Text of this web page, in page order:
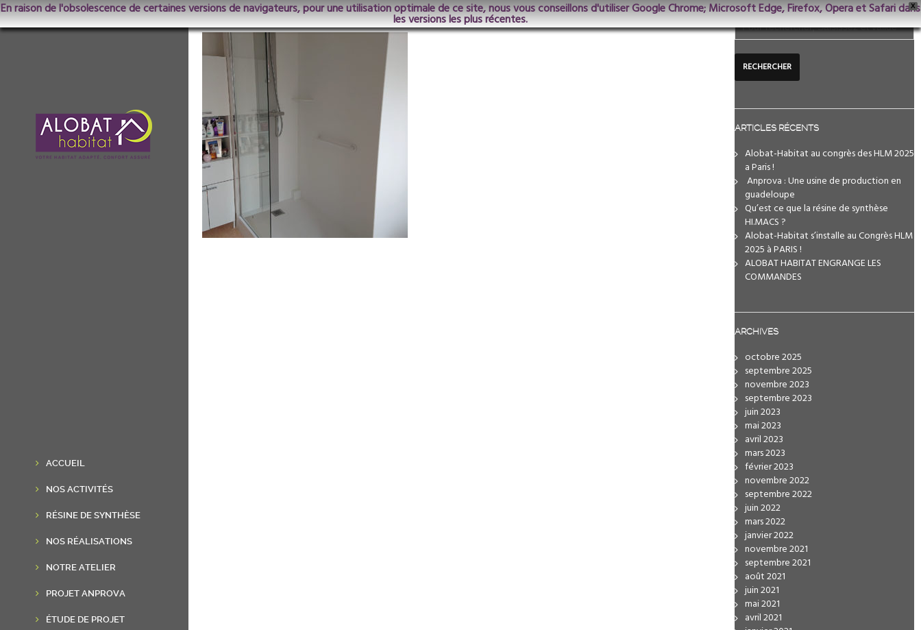
X
En raison de l'obsolescence de certaines versions de navigateurs, pour une utilisation optimale de ce site, nous vous conseillons d'utiliser Google Chrome; Microsoft Edge, Firefox, Opera et Safari dans
les versions les plus récentes.
ACCUEIL
NOS ACTIVITÉS
RÉSINE DE SYNTHÈSE
NOS RÉALISATIONS
NOTRE ATELIER
PROJET ANPROVA
ÉTUDE DE PROJET
EspaceHabitat-Apres1
ARTICLES RÉCENTS
Alobat-Habitat au congrès des HLM 2025
a Paris !
️ Anprova : Une usine de production en
guadeloupe
Qu’est ce que la résine de synthèse
HI.MACS ?
Alobat-Habitat s’installe au Congrès HLM
2025 à PARIS !
ALOBAT HABITAT ENGRANGE LES
COMMANDES
ARCHIVES
octobre 2025
septembre 2025
novembre 2023
septembre 2023
juin 2023
mai 2023
avril 2023
mars 2023
février 2023
novembre 2022
septembre 2022
juin 2022
mars 2022
janvier 2022
novembre 2021
septembre 2021
août 2021
juin 2021
mai 2021
avril 2021